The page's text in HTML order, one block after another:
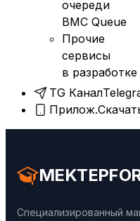
очереди
BMC Queue
Прочие
сервисы
в разработке
TG Канал
Прилож.
Специализированный